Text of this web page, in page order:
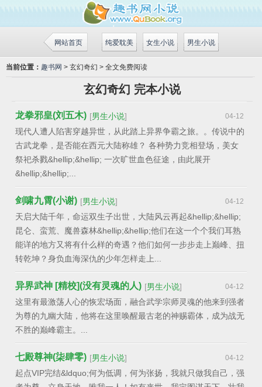
网站首页 男生小说
女生小说
纯爱耽美
当前位置： 趣书网 > 玄幻奇幻 > 全文免费阅读
玄幻奇幻 完本小说
龙拳邪皇(刘五木) [男生小说] 04-12
现代人遭人陷害穿越异世，从此踏上异界争霸之旅。。传说中的
古武龙拳，是否能在西元大陆称雄？ 各种势力竞相登场，美女
祭祀杀戮&hellip;&hellip; 一次旷世血色征途，由此展开
&hellip;&hellip;...
剑啸九霄(小谢) [男生小说] 04-12
天启大陆千年，命运双生子出世，大陆风云再起&hellip;&hellip;
昆仑、蛮荒、魔兽森林&hellip;&hellip;他们在这一个个我们耳熟
能详的地方又将有什么样的奇遇？他们如何一步步走上巅峰、扭
转乾坤？身负血海深仇的少年怎样走上...
异界武神 [精校](没有灵魂的人) [男生小说] 04-12
这里有最激荡人心的恢宏场面，融合武学宗师灵魂的他来到强者
为尊的九幽大陆，他将在这里唤醒最古老的神赐霸体，成为战无
不胜的巅峰霸主。...
七殿尊神(柒肆零) [男生小说] 04-12
起点VIP完结&ldquo;何为低调，何为张扬，我就只做我自己，强